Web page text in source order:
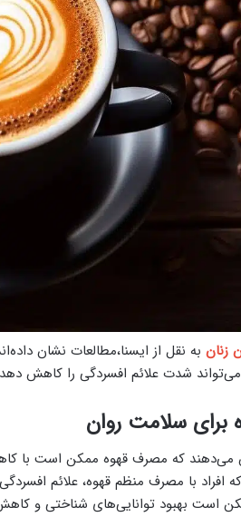
زنان به نقل از ایسنا،مطالعات نشان
شدت علائم افسردگی را کاهش
برای سلامت روان
می‌دهند که مصرف قهوه ممکن است با
افراد با مصرف منظم قهوه، علائم
است بهبود توانایی‌های شناختی و